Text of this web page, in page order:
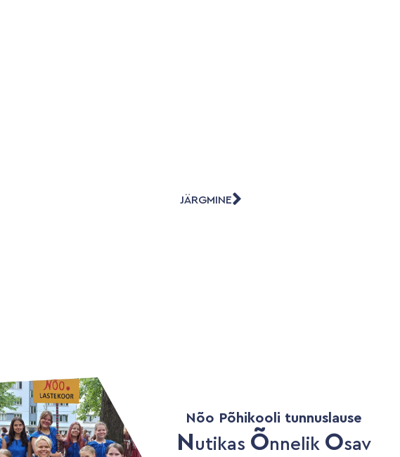
JÄRGMINE
Nõo Põhikooli tunnuslause
Nutikas Õnnelik Osav